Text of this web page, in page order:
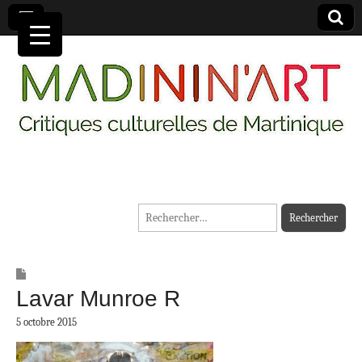
MADININ'ART
Rechercher :
Lavar Munroe R
5 octobre 2015